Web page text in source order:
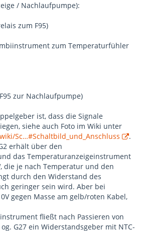
/ Nachlaufpumpe):
zum F95)
zum Temperaturfühler
zur Nachlaufpumpe)
ist, dass die Signale
siehe auch Foto im Wiki unter
Sc…#Schaltbild_und_Anschluss
.
erhält über den
das Temperaturanzeigeinstrument
die je nach Temperatur und den
durch den Widerstand des
geringer sein wird. Aber bei
gegen Masse am gelb/roten Kabel,
fließt nach Passieren von
G27 ein Widerstandsgeber mit NTC-